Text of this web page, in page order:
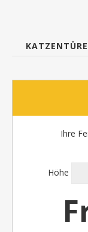
Ihre
Höhe